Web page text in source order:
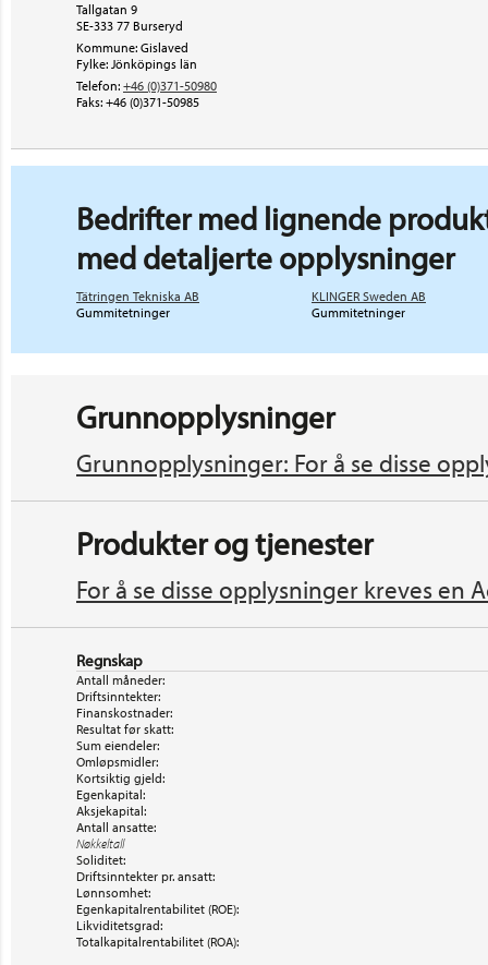
Tallgatan 9
SE-333 77 Burseryd
Kommune: Gislaved
Fylke: Jönköpings län
Telefon: +46 (0)371-50980
Faks: +46 (0)371-50985
Bedrifter med lignende
med detaljerte opplysninger
Tätringen Tekniska AB
Gummitetninger
KLINGER Sweden AB
Gummitetninger
Grunnopplysninger
Grunnopplysninger: For å se disse
Produkter og tjenester
For å se disse opplysninger kreves en
Regnskap
Antall måneder:
Driftsinntekter:
Finanskostnader:
Resultat før skatt:
Sum eiendeler:
Omløpsmidler:
Kortsiktig gjeld:
Egenkapital:
Aksjekapital:
Antall ansatte:
Nøkkeltall
Soliditet:
Driftsinntekter pr. ansatt:
Lønnsomhet:
Egenkapitalrentabilitet (ROE):
Likviditetsgrad:
Totalkapitalrentabilitet (ROA):